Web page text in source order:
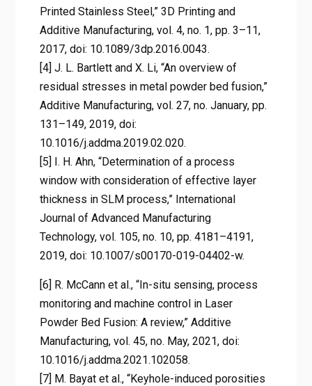
Printed Stainless Steel,” 3D Printing and
Additive Manufacturing, vol. 4, no. 1, pp. 3–11,
2017, doi: 10.1089/3dp.2016.0043.
[4] J. L. Bartlett and X. Li, “An overview of
residual stresses in metal powder bed fusion,”
Additive Manufacturing, vol. 27, no. January, pp.
131–149, 2019, doi:
10.1016/j.addma.2019.02.020.
[5] I. H. Ahn, “Determination of a process
window with consideration of effective layer
thickness in SLM process,” International
Journal of Advanced Manufacturing
Technology, vol. 105, no. 10, pp. 4181–4191,
2019, doi: 10.1007/s00170-019-04402-w.
[6] R. McCann et al., “In-situ sensing, process
monitoring and machine control in Laser
Powder Bed Fusion: A review,” Additive
Manufacturing, vol. 45, no. May, 2021, doi:
10.1016/j.addma.2021.102058.
[7] M. Bayat et al., “Keyhole-induced porosities